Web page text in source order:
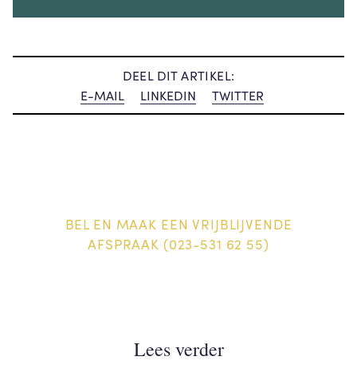
DEEL DIT ARTIKEL:
E-MAIL
LINKEDIN TWITTER
BEL EN MAAK EEN VRIJBLIJVENDE
AFSPRAAK (023-531 62 55)
Lees verder